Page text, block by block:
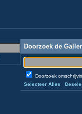
Doorzoek de
Doorzoek
Selecteer Alles